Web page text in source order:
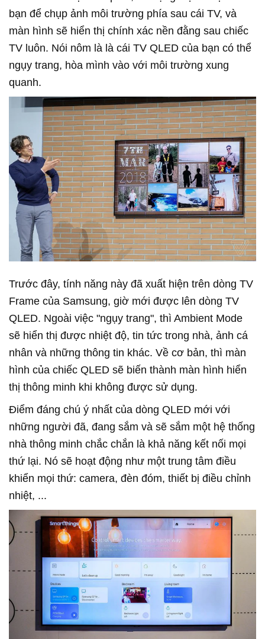
bạn để chụp ảnh môi trường phía sau cái TV, và
màn hình sẽ hiển thị chính xác nền đằng sau chiếc
TV luôn. Nói nôm là là cái TV QLED của bạn có thể
ngụy trang, hòa mình vào với môi trường xung
quanh.
Trước đây, tính năng này đã xuất hiện trên dòng TV
Frame của Samsung, giờ mới được lên dòng TV
QLED. Ngoài việc "ngụy trang", thì Ambient Mode
sẽ hiển thị được nhiệt độ, tin tức trong nhà, ảnh cá
nhân và những thông tin khác. Về cơ bản, thì màn
hình của chiếc QLED sẽ biến thành màn hình hiển
thị thông minh khi không được sử dụng.
Điểm đáng chú ý nhất của dòng QLED mới với
những người đã, đang sắm và sẽ sắm một hệ thống
nhà thông minh chắc chắn là khả năng kết nối mọi
thứ lại. Nó sẽ hoạt động như một trung tâm điều
khiển mọi thứ: camera, đèn đóm, thiết bị điều chỉnh
nhiệt, ...